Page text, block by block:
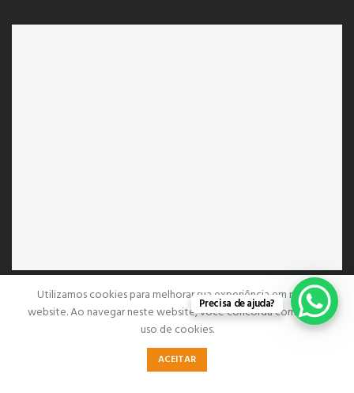
SAARA - MÓVEIS PARA ESCRITÓRIO 2023 CRIADO PORPTEK.
SOLUÇÕES PREMIUM PARA E-COMMERCE.
Utilizamos cookies para melhorar sua experiência em nosso
website. Ao navegar neste website, você concorda com nosso
uso de cookies.
ACEITAR
Precisa de ajuda?
Lista de desejos Carrinho